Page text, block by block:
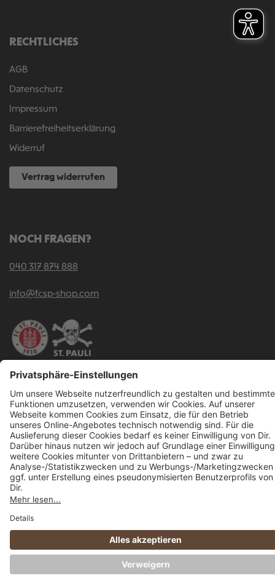
RECHTLICHES
AGB
Datenschutz
Impressum
Barrierefreiheitserklärung
Widerruf
Vertrag widerrufen
NOCH FRAGEN?
040 317 874 888
info@fcsp-shop.com
Alle Preise inkl. gesetzl. Mehrwertsteuer zzgl.Versandkosten und ggf.
Nachnahmegebühren, wenn nicht anders angegeben.